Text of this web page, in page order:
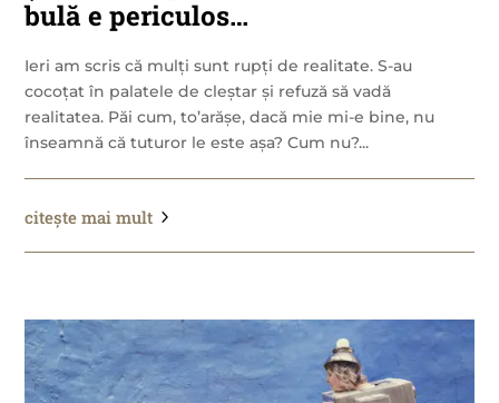
bulă e periculos…
Ieri am scris că mulți sunt rupți de realitate. S-au
cocoțat în palatele de cleștar și refuză să vadă
realitatea. Păi cum, to’arășe, dacă mie mi-e bine, nu
înseamnă că tuturor le este așa? Cum nu?...
citește mai mult